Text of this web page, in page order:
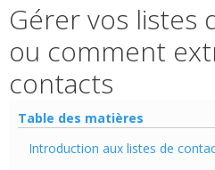
Gérer vos listes
ou comment
contacts
Table des matières
Introduction aux listes de